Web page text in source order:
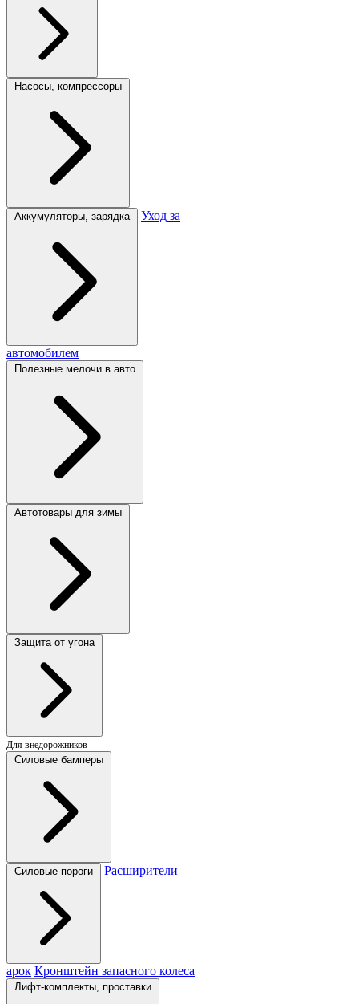
Насосы, компрессоры
Аккумуляторы, зарядка Уход за
автомобилем
Полезные мелочи в авто
Автотовары для зимы
Защита от угона
Для внедорожников
Силовые бамперы
Силовые пороги Расширители
арок Кронштейн запасного колеса
Лифт-комплекты, проставки